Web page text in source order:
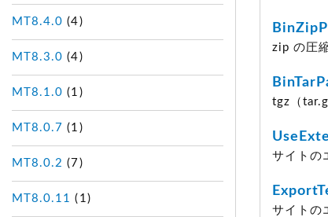
zip の圧
tgz（
サイトの
サイトの
MT8.4.0 (4)
MT8.3.0 (4)
MT8.1.0 (1)
MT8.0.7 (1)
MT8.0.2 (7)
MT8.0.11 (1)